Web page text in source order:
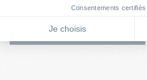
VISITER LE SITE WEB